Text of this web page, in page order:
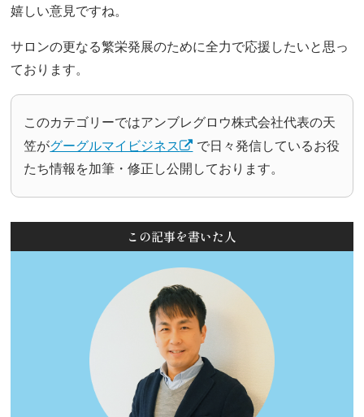
嬉しい意見ですね。
サロンの更なる繁栄発展のために全力で応援したいと思っ
ております。
このカテゴリーではアンブレグロウ株式会社代表の天
笠がグーグルマイビジネス
で日々発信しているお役
たち情報を加筆・修正し公開しております。
この記事を書いた人